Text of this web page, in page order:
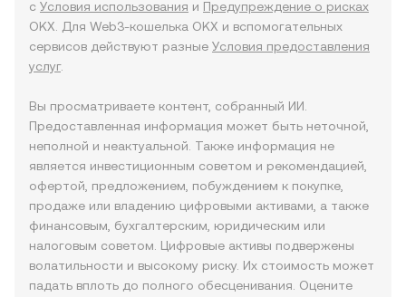
с Условия использования и Предупреждение о рисках
OKX. Для Web3-кошелька OKX и вспомогательных
сервисов действуют разные Условия предоставления
услуг.
Вы просматриваете контент, собранный ИИ.
Предоставленная информация может быть неточной,
неполной и неактуальной. Также информация не
является инвестиционным советом и рекомендацией,
офертой, предложением, побуждением к покупке,
продаже или владению цифровыми активами, а также
финансовым, бухгалтерским, юридическим или
налоговым советом. Цифровые активы подвержены
волатильности и высокому риску. Их стоимость может
падать вплоть до полного обесценивания. Оцените